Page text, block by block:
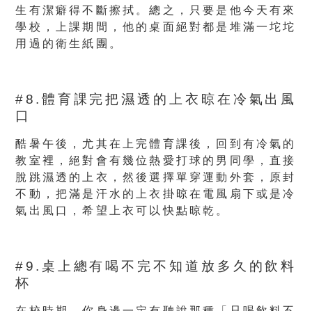
生有潔癖得不斷擦拭。總之，只要是他今天有來
學校，上課期間，他的桌面絕對都是堆滿一坨坨
用過的衛生紙團。
#8.體育課完把濕透的上衣晾在冷氣出風
口
酷暑午後，尤其在上完體育課後，回到有冷氣的
教室裡，絕對會有幾位熱愛打球的男同學，直接
脫跳濕透的上衣，然後選擇單穿運動外套，原封
不動，把滿是汗水的上衣掛晾在電風扇下或是冷
氣出風口，希望上衣可以快點晾乾。
#9.桌上總有喝不完不知道放多久的飲料
杯